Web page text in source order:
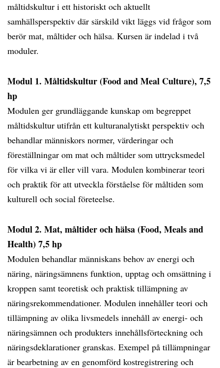
måltidskultur i ett historiskt och aktuellt
samhällsperspektiv där särskild vikt läggs vid frågor som
berör mat, måltider och hälsa. Kursen är indelad i två
moduler.
Modul 1. Måltidskultur (Food and Meal Culture), 7,5
hp
Modulen ger grundläggande kunskap om begreppet
måltidskultur utifrån ett kulturanalytiskt perspektiv och
behandlar människors normer, värderingar och
föreställningar om mat och måltider som uttrycksmedel
för vilka vi är eller vill vara. Modulen kombinerar teori
och praktik för att utveckla förståelse för måltiden som
kulturell och social företeelse.
Modul 2. Mat, måltider och hälsa (Food, Meals and
Health) 7,5 hp
Modulen behandlar människans behov av energi och
näring, näringsämnens funktion, upptag och omsättning i
kroppen samt teoretisk och praktisk tillämpning av
näringsrekommendationer. Modulen innehåller teori och
tillämpning av olika livsmedels innehåll av energi- och
näringsämnen och produkters innehållsförteckning och
näringsdeklarationer granskas. Exempel på tillämpningar
är bearbetning av en genomförd kostregistrering och